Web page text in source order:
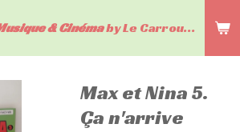
& Cinémaby Le Carrousel du livre
Max et Nina 5.
Ça n'arrive